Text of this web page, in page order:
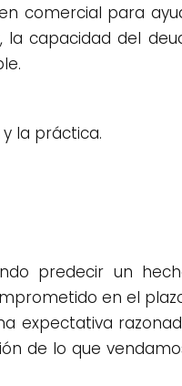
comercial para
capacidad del
la práctica.
predecir un
en el
expectativa
de lo que